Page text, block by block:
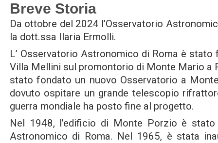
Breve Storia
Da ottobre del 2024 l’Osservatorio
la dott.ssa Ilaria Ermolli.
L’ Osservatorio Astronomico di Roma è stato
Villa Mellini sul promontorio di Monte Mario a
stato fondato un nuovo Osservatorio a
dovuto ospitare un grande telescopio
guerra mondiale ha posto fine al progetto.
Nel 1948, l’edificio di Monte Porzio è stato
Astronomico di Roma. Nel 1965, è stata